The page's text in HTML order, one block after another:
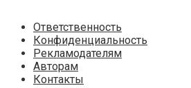
Ответственность
Конфиденциальность
Рекламодателям
Авторам
Контакты